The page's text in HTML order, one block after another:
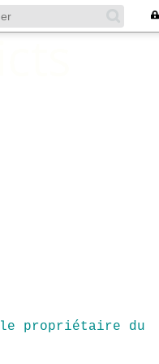
propriétaire du